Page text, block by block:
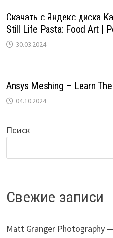
Скачать с Яндекс диска
Still Life Pasta: Food Art |
30.03.2024
Ansys Meshing – Learn
04.10.2024
Поиск
Свежие записи
Matt Granger Photography